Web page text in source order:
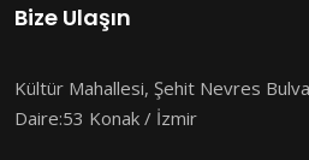
Bize Ulaşın
Kültür Mahallesi, Şehit Nevres
Daire:53 Konak / İzmir